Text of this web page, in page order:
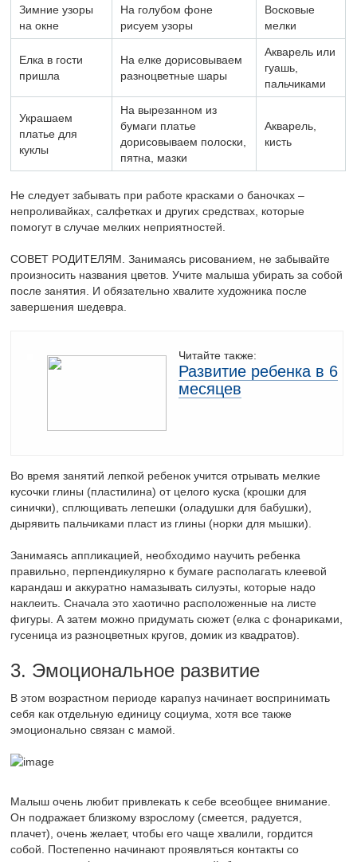
Зимние узоры
на окне
На голубом фоне
рисуем узоры
Восковые
мелки
Елка в гости
пришла
На елке дорисовываем
разноцветные шары
Акварель или
гуашь,
пальчиками
Украшаем
платье для
куклы
На вырезанном из
бумаги платье
дорисовываем полоски,
пятна, мазки
Акварель,
кисть
Не следует забывать при работе красками о баночках –
непроливайках, салфетках и других средствах, которые
помогут в случае мелких неприятностей.
СОВЕТ РОДИТЕЛЯМ. Занимаясь рисованием, не забывайте
произносить названия цветов. Учите малыша убирать за собой
после занятия. И обязательно хвалите художника после
завершения шедевра.
Читайте также:
Развитие ребенка в 6
месяцев
Во время занятий лепкой ребенок учится отрывать мелкие
кусочки глины (пластилина) от целого куска (крошки для
синички), сплющивать лепешки (оладушки для бабушки),
дырявить пальчиками пласт из глины (норки для мышки).
Занимаясь аппликацией, необходимо научить ребенка
правильно, перпендикулярно к бумаге располагать клеевой
карандаш и аккуратно намазывать силуэты, которые надо
наклеить. Сначала это хаотично расположенные на листе
фигуры. А затем можно придумать сюжет (елка с фонариками,
гусеница из разноцветных кругов, домик из квадратов).
3. Эмоциональное развитие
В этом возрастном периоде карапуз начинает воспринимать
себя как отдельную единицу социума, хотя все также
эмоционально связан с мамой.
Малыш очень любит привлекать к себе всеобщее внимание.
Он подражает близкому взрослому (смеется, радуется,
плачет), очень желает, чтобы его чаще хвалили, гордится
собой. Постепенно начинают проявляться контакты со